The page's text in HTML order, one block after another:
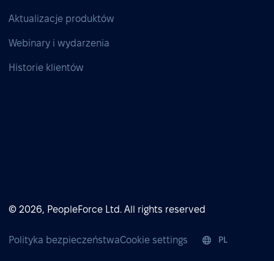
Aktualizacje produktów
Webinary i wydarzenia
Historie klientów
© 2026, PeopleForce Ltd. All rights reserved
Polityka bezpieczeństwaCookie settings PL